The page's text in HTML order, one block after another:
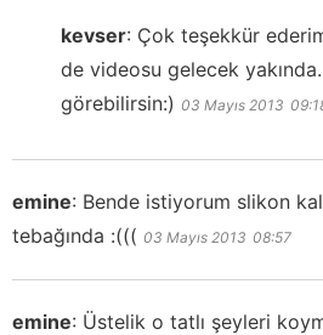
kevser: Çok teşekkür
de videosu gelecek
görebilirsin:) 03 Mayıs 2013
emine: Bende istiyorum slikon
tebağında :((( 03 Mayıs 2013 08:57
emine: Üstelik o tatlı şeyleri